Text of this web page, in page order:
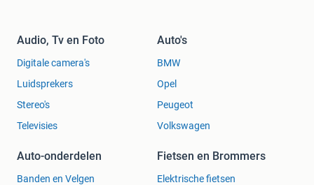
Audio, Tv en Foto
Digitale camera's
Luidsprekers
Stereo's
Televisies
Auto's
BMW
Opel
Peugeot
Volkswagen
Auto-onderdelen
Banden en Velgen
Fietsen en Brommers
Elektrische fietsen